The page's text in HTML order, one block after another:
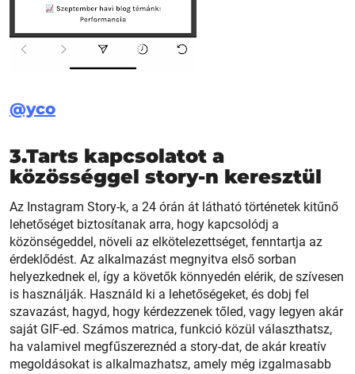
@yco
3.Tarts kapcsolatot a
közösséggel story-n keresztül
Az Instagram Story-k, a 24 órán át látható történetek kitűnő
lehetőséget biztosítanak arra, hogy kapcsolódj a
közönségeddel, növeli az elkötelezettséget, fenntartja az
érdeklődést. Az alkalmazást megnyitva első sorban
helyezkednek el, így a követők könnyedén elérik, de szívesen
is használják. Használd ki a lehetőségeket, és dobj fel
szavazást, hagyd, hogy kérdezzenek tőled, vagy legyen akár
saját GIF-ed. Számos matrica, funkció közül választhatsz,
ha valamivel megfűszereznéd a story-dat, de akár kreatív
megoldásokat is alkalmazhatsz, amely még izgalmasabb